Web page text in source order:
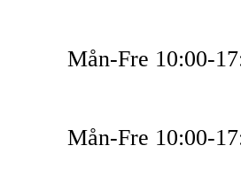
Mån-Fre 10:00-
Mån-Fre 10:00-